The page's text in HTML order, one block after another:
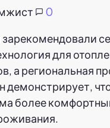
0
для
а региональная
демонстрирует,
более